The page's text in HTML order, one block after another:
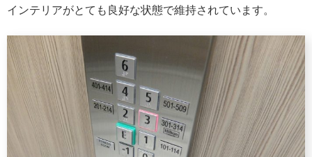
インテリアがとても良好な状態で維持されています。